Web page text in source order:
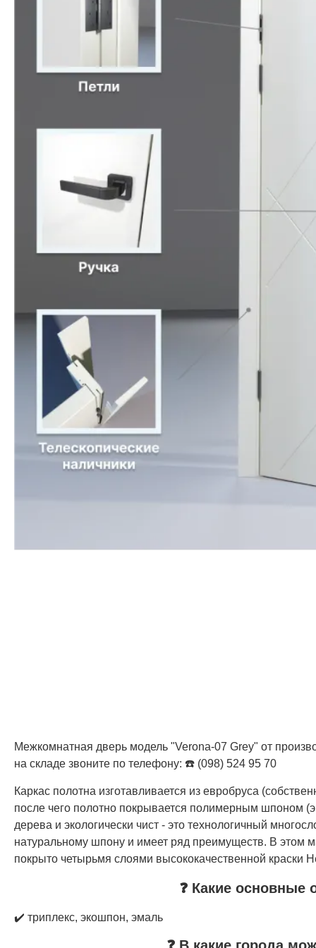
Межкомнатная дверь модель "Verona-07 Grey" от
на складе звоните по телефону: ☎️ (098) 524 95 70
Каркас полотна изготавливается из евробруса
после чего полотно покрывается полимерным шпоном
дерева и экологически чист - это технологичный
натуральному шпону и имеет ряд преимуществ. В этом
покрыто четырьмя слоями высококачественной краски
❓ Какие основные
✔️ триплекс, экошпон, эмаль
❓ В какие города